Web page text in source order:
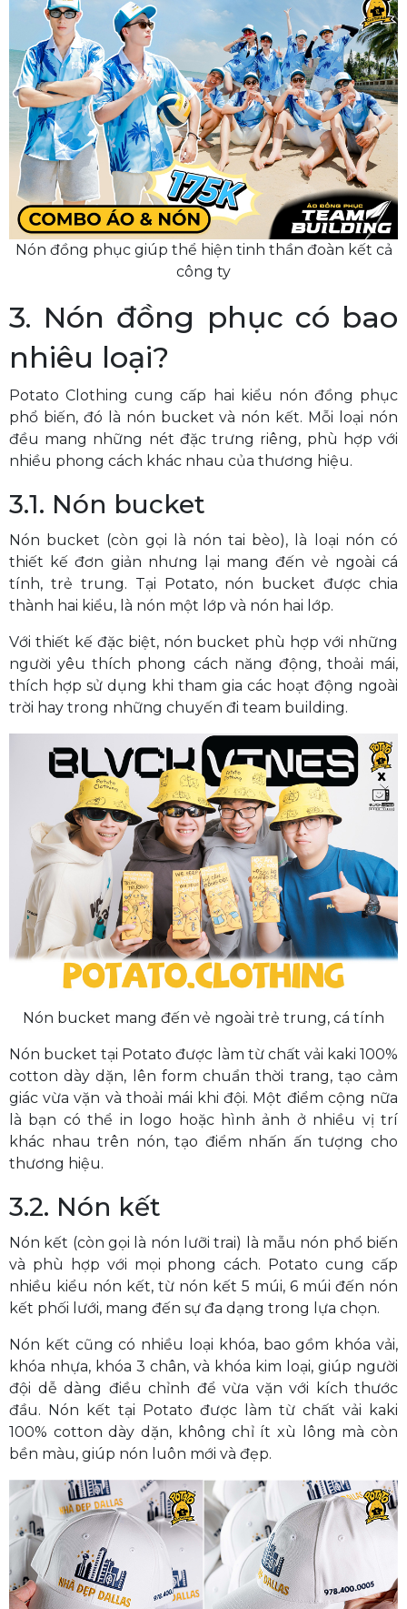
Nón đồng phục giúp thể hiện tinh thần đoàn kết cả
công ty
3. Nón đồng phục có bao
nhiêu loại?
Potato Clothing cung cấp hai kiểu nón đồng phục
phổ biến, đó là nón bucket và nón kết. Mỗi loại nón
đều mang những nét đặc trưng riêng, phù hợp với
nhiều phong cách khác nhau của thương hiệu.
3.1. Nón bucket
Nón bucket (còn gọi là nón tai bèo), là loại nón có
thiết kế đơn giản nhưng lại mang đến vẻ ngoài cá
tính, trẻ trung. Tại Potato, nón bucket được chia
thành hai kiểu, là nón một lớp và nón hai lớp.
Với thiết kế đặc biệt, nón bucket phù hợp với những
người yêu thích phong cách năng động, thoải mái,
thích hợp sử dụng khi tham gia các hoạt động ngoài
trời hay trong những chuyến đi team building.
Nón bucket mang đến vẻ ngoài trẻ trung, cá tính
Nón bucket tại Potato được làm từ chất vải kaki 100%
cotton dày dặn, lên form chuẩn thời trang, tạo cảm
giác vừa vặn và thoải mái khi đội. Một điểm cộng nữa
là bạn có thể in logo hoặc hình ảnh ở nhiều vị trí
khác nhau trên nón, tạo điểm nhấn ấn tượng cho
thương hiệu.
3.2. Nón kết
Nón kết (còn gọi là nón lưỡi trai) là mẫu nón phổ biến
và phù hợp với mọi phong cách. Potato cung cấp
nhiều kiểu nón kết, từ nón kết 5 múi, 6 múi đến nón
kết phối lưới, mang đến sự đa dạng trong lựa chọn.
Nón kết cũng có nhiều loại khóa, bao gồm khóa vải,
khóa nhựa, khóa 3 chân, và khóa kim loại, giúp người
đội dễ dàng điều chỉnh để vừa vặn với kích thước
đầu. Nón kết tại Potato được làm từ chất vải kaki
100% cotton dày dặn, không chỉ ít xù lông mà còn
bền màu, giúp nón luôn mới và đẹp.